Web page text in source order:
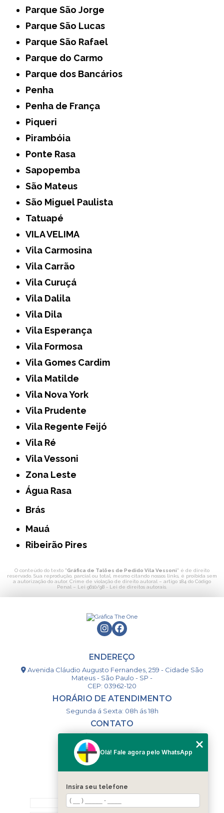
Parque São Jorge
Parque São Lucas
Parque São Rafael
Parque do Carmo
Parque dos Bancários
Penha
Penha de França
Piqueri
Pirambóia
Ponte Rasa
Sapopemba
São Mateus
São Miguel Paulista
Tatuapé
VILA VELIMA
Vila Carmosina
Vila Carrão
Vila Curuçá
Vila Dalila
Vila Dila
Vila Esperança
Vila Formosa
Vila Gomes Cardim
Vila Matilde
Vila Nova York
Vila Prudente
Vila Regente Feijó
Vila Ré
Vila Vessoni
Zona Leste
Água Rasa
Brás
Mauá
Ribeirão Pires
O conteúdo do texto "Gráfica de Talões de Pedido Vila Vessoni" é de direito
reservado. Sua reprodução, parcial ou total, mesmo citando nossos links, é proibida sem
a autorização do autor. Crime de violação de direito autoral – artigo 184 do Código
Penal – Lei 9610/98 - Lei de direitos autorais
ENDEREÇO
Avenida Cláudio Augusto Fernandes, 259 - Cidade São
Mateus - São Paulo - SP -
CEP: 03962-120
HORÁRIO DE ATENDIMENTO
Segunda á Sexta: 08h ás 18h
CONTATO
(11) 98993-9556
togsm1@gmail.com
MENU
HOME
Olá! Fale agora pelo WhatsApp
Insira seu telefone